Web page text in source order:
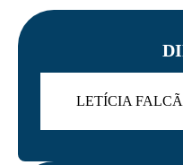
LETÍCIA